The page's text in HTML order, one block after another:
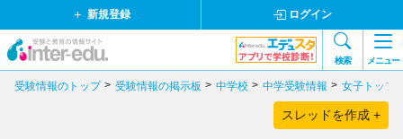
新規登録 ログイン
検索 メニュー
受験情報のトップ 受験情報の掲示板 中学校 中学受験情報 女子トップ
スレッドを作成 +